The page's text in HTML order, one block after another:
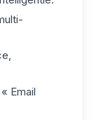
Email